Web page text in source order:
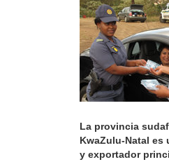
La provincia
KwaZulu-Natal es
y exportador